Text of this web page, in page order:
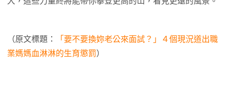
（原文標題：
「要不要換妳老公來面試？」４個現況道出職
業媽媽血淋淋的生育懲罰）